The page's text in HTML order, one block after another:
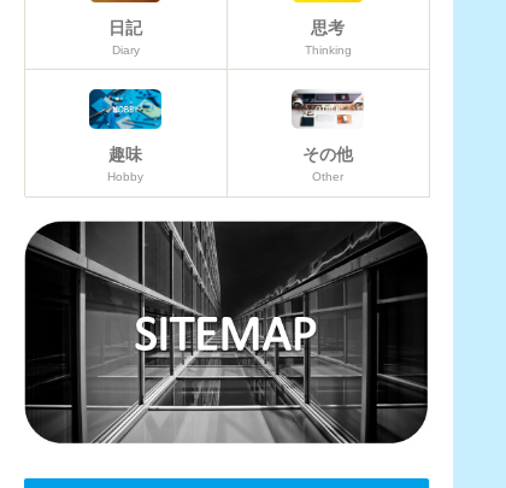
日記
Diary
思考
Thinking
趣味
Hobby
その他
Other